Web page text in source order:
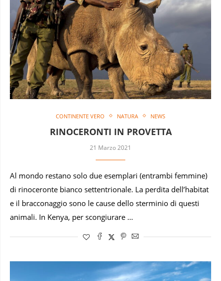
CONTINENTE VERO NATURA NEWS
RINOCERONTI IN PROVETTA
21 Marzo 2021
Al mondo restano solo due esemplari (entrambi femmine)
di rinoceronte bianco settentrionale. La perdita dell’habitat
e il bracconaggio sono le cause dello sterminio di questi
animali. In Kenya, per scongiurare …